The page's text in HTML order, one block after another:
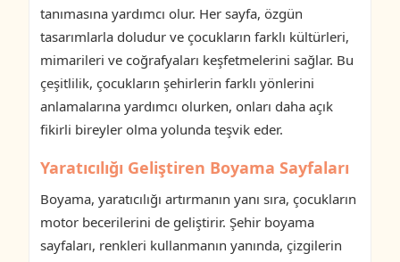
tanımasına yardımcı olur. Her sayfa, özgün
tasarımlarla doludur ve çocukların farklı kültürleri,
mimarileri ve coğrafyaları keşfetmelerini sağlar. Bu
çeşitlilik, çocukların şehirlerin farklı yönlerini
anlamalarına yardımcı olurken, onları daha açık
fikirli bireyler olma yolunda teşvik eder.
Yaratıcılığı Geliştiren Boyama Sayfaları
Boyama, yaratıcılığı artırmanın yanı sıra, çocukların
motor becerilerini de geliştirir. Şehir boyama
sayfaları, renkleri kullanmanın yanında, çizgilerin